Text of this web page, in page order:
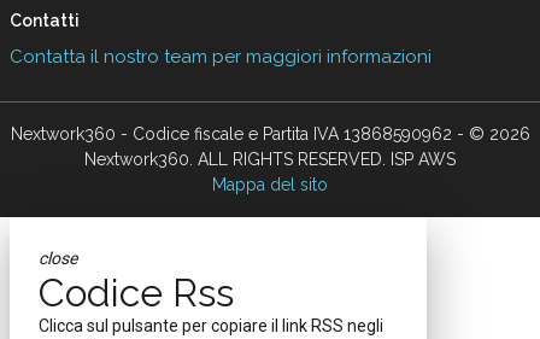
Contatti
Contatta il nostro team per maggiori informazioni
Nextwork360 - Codice fiscale e Partita IVA 13868590962 - © 2026
Nextwork360. ALL RIGHTS RESERVED. ISP AWS
Mappa del sito
close
Codice Rss
Clicca sul pulsante per copiare il link RSS negli